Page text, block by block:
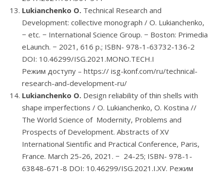
Lukianchenko O. Technical Research and
Development: collective monograph / O. Lukianchenko,
− etc. − International Science Group. − Boston: Primedia
eLaunch. − 2021, 616 p.; ISBN- 978-1-63732-136-2
DOI: 10.46299/ISG.2021.MONO.TECH.I
Режим доступу – https:// isg-konf.com/ru/technical-
research-and-development-ru/
Lukianchenko O. Design reliability of thin shells with
shape imperfections / O. Lukianchenko, O. Kostina //
The World Science of Modernity, Problems and
Prospects of Development. Abstracts of XV
International Sientific and Practical Conference, Paris,
France. March 25-26, 2021. − 24-25; ISBN- 978-1-
63848-671-8 DOI: 10.46299/ISG.2021.I.XV. Режим